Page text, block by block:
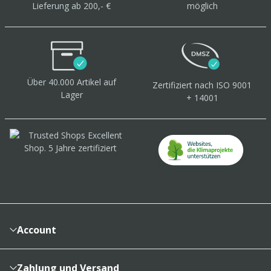
Lieferung ab 200,- € möglich
Über 40.000 Artikel auf
Lager
Zertifiziert nach ISO 9001
+ 14001
Account
Konto
Merkzettel
Zahlung und Versand